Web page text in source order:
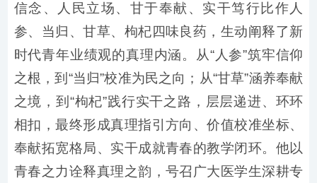
信念、人民立场、甘于奉献、实干笃行比作人
参、当归、甘草、枸杞四味良药，生动阐释了新
时代青年业绩观的真理内涵。从“人参”筑牢信仰
之根，到“当归”校准为民之向；从“甘草”涵养奉献
之境，到“枸杞”践行实干之路，层层递进、环环
相扣，最终形成真理指引方向、价值校准坐标、
奉献拓宽格局、实干成就青春的教学闭环。他以
青春之力诠释真理之韵，号召广大医学生深耕专